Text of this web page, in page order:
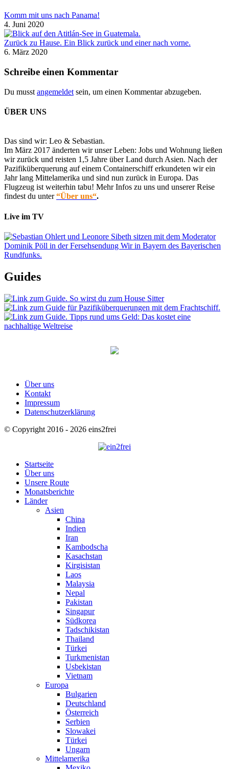
Komm mit uns nach Panama!
4. Juni 2020
Zurück zu Hause. Ein Blick zurück und einer nach vorne.
6. März 2020
Schreibe einen Kommentar
Du musst angemeldet sein, um einen Kommentar abzugeben.
ÜBER UNS
Das sind wir: Leo & Sebastian.
Im März 2017 änderten wir unser Leben: Jobs und Wohnung ließen
wir zurück und reisten 1,5 Jahre über Land durch Asien. Nach der
Pazifiküberquerung auf einem Containerschiff erkundeten wir ein
Jahr lang Mittelamerika und sind nun zurück in Europa. Das
Flugzeug ist weiterhin tabu! Mehr Infos zu uns und unserer Reise
findest du unter“Über uns“.
Live im TV
Guides
Über uns
Kontakt
Impressum
Datenschutzerklärung
© Copyright 2016 - 2026 eins2frei
Startseite
Über uns
Unsere Route
Monatsberichte
Länder
Asien
China
Indien
Iran
Kambodscha
Kasachstan
Kirgisistan
Laos
Malaysia
Nepal
Pakistan
Singapur
Südkorea
Tadschikistan
Thailand
Türkei
Turkmenistan
Usbekistan
Vietnam
Europa
Bulgarien
Deutschland
Österreich
Serbien
Slowakei
Türkei
Ungarn
Mittelamerika